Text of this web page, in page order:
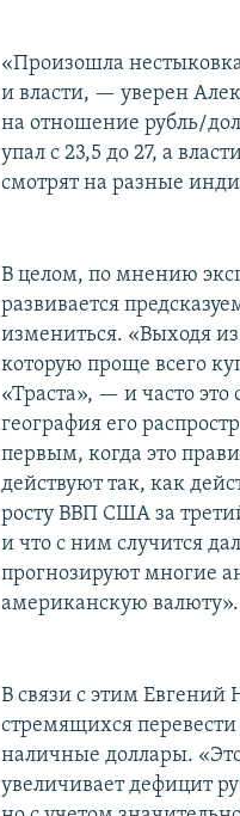
«Произошла
и власти, — уверен
на отношение рубль/
упал с 23,5 до 27, а
смотрят на разные
В целом, по мнению
развивается
измениться. «Выходя
которую проще всего
«Траста», — и часто это
география его
первым, когда это
действуют так, как
росту ВВП США за
и что с ним случится
прогнозируют многие
американскую валюту».
В связи с этим
стремящихся
наличные доллары.
увеличивает дефицит